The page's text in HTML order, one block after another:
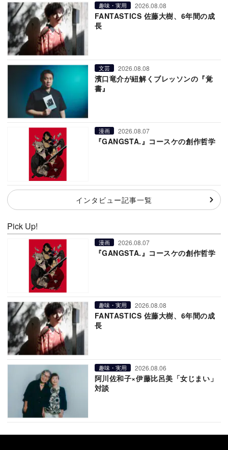
趣味・実用 2026.08.08
FANTASTICS 佐藤大樹、6年間の成
長
文芸 2026.08.08
濱口竜介が紐解くブレッソンの『覚
書』
漫画 2026.08.07
『GANGSTA.』コースケの創作哲学
インタビュー記事一覧
Pick Up!
漫画 2026.08.07
『GANGSTA.』コースケの創作哲学
趣味・実用 2026.08.08
FANTASTICS 佐藤大樹、6年間の成
長
趣味・実用 2026.08.06
阿川佐和子×伊藤比呂美「女じまい」
対談